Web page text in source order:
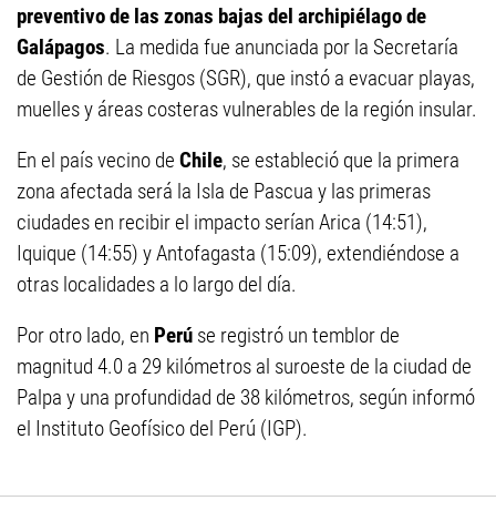
preventivo de las zonas bajas del archipiélago de
Galápagos. La medida fue anunciada por la Secretaría
de Gestión de Riesgos (SGR), que instó a evacuar playas,
muelles y áreas costeras vulnerables de la región insular.
En el país vecino de Chile, se estableció que la primera
zona afectada será la Isla de Pascua y las primeras
ciudades en recibir el impacto serían Arica (14:51),
Iquique (14:55) y Antofagasta (15:09), extendiéndose a
otras localidades a lo largo del día.
Por otro lado, en Perú se registró un temblor de
magnitud 4.0 a 29 kilómetros al suroeste de la ciudad de
Palpa y una profundidad de 38 kilómetros, según informó
el Instituto Geofísico del Perú (IGP).